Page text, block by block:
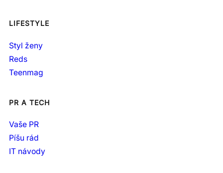
LIFESTYLE
Styl ženy
Reds
Teenmag
PR A TECH
Vaše PR
Píšu rád
IT návody